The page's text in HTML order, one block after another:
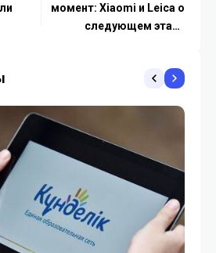
момент: Xiaomi и Leica о
следующем этапе